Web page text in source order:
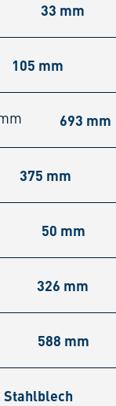
33 mm
105 mm
693 mm
375 mm
50 mm
326 mm
588 mm
Stahlblech